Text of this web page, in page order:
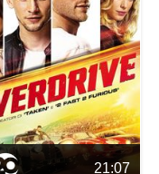
21:07